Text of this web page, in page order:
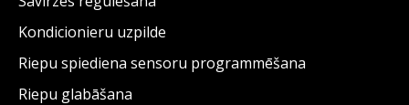
Kondicionieru uzpilde
Riepu spiediena sensoru programmēšana
Riepu glabāšana